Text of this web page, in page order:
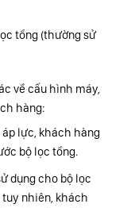
tổng (thường sử
về cấu hình máy,
hàng:
áp lực, khách hàng
bộ lọc tổng.
dụng cho bộ lọc
tuy nhiên, khách